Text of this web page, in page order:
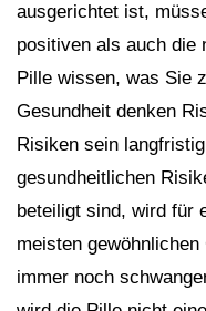
ausgerichtet ist,
positiven als auch die
Pille wissen, was Sie
Gesundheit denken
Risiken sein
gesundheitlichen
beteiligt sind, wird für
meisten
immer noch